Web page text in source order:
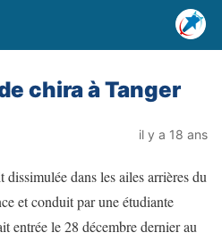
chira à Tanger
il y a 18 ans
dans les ailes arrières du
et conduit par une étudiante
entrée le 28 décembre dernier au